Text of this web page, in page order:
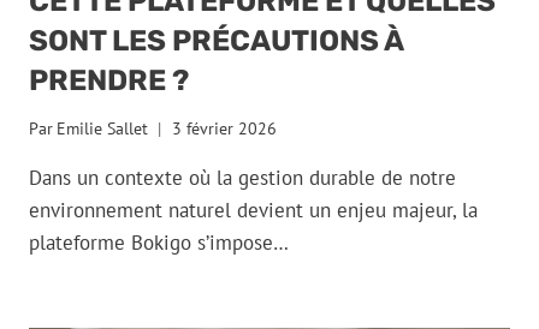
SONT LES PRÉCAUTIONS À
PRENDRE ?
Par Emilie Sallet 3 février 2026
Dans un contexte où la gestion durable de notre
environnement naturel devient un enjeu majeur, la
plateforme Bokigo s’impose…